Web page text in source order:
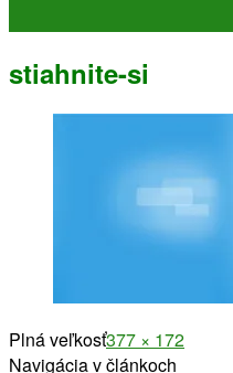
stiahnite-si
Plná veľkosť377 × 172
Navigácia v článkoch